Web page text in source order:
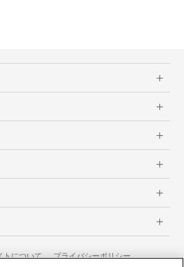
トについて プライバシーポリシー